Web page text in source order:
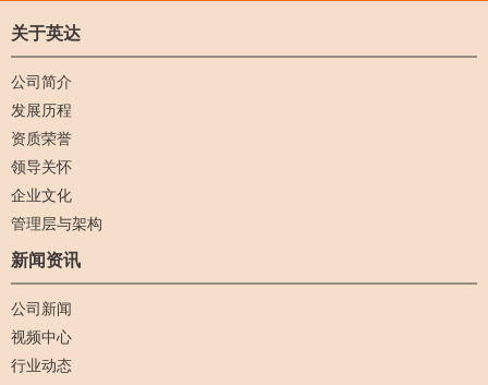
关于英达
公司简介
发展历程
资质荣誉
领导关怀
企业文化
管理层与架构
新闻资讯
公司新闻
视频中心
行业动态